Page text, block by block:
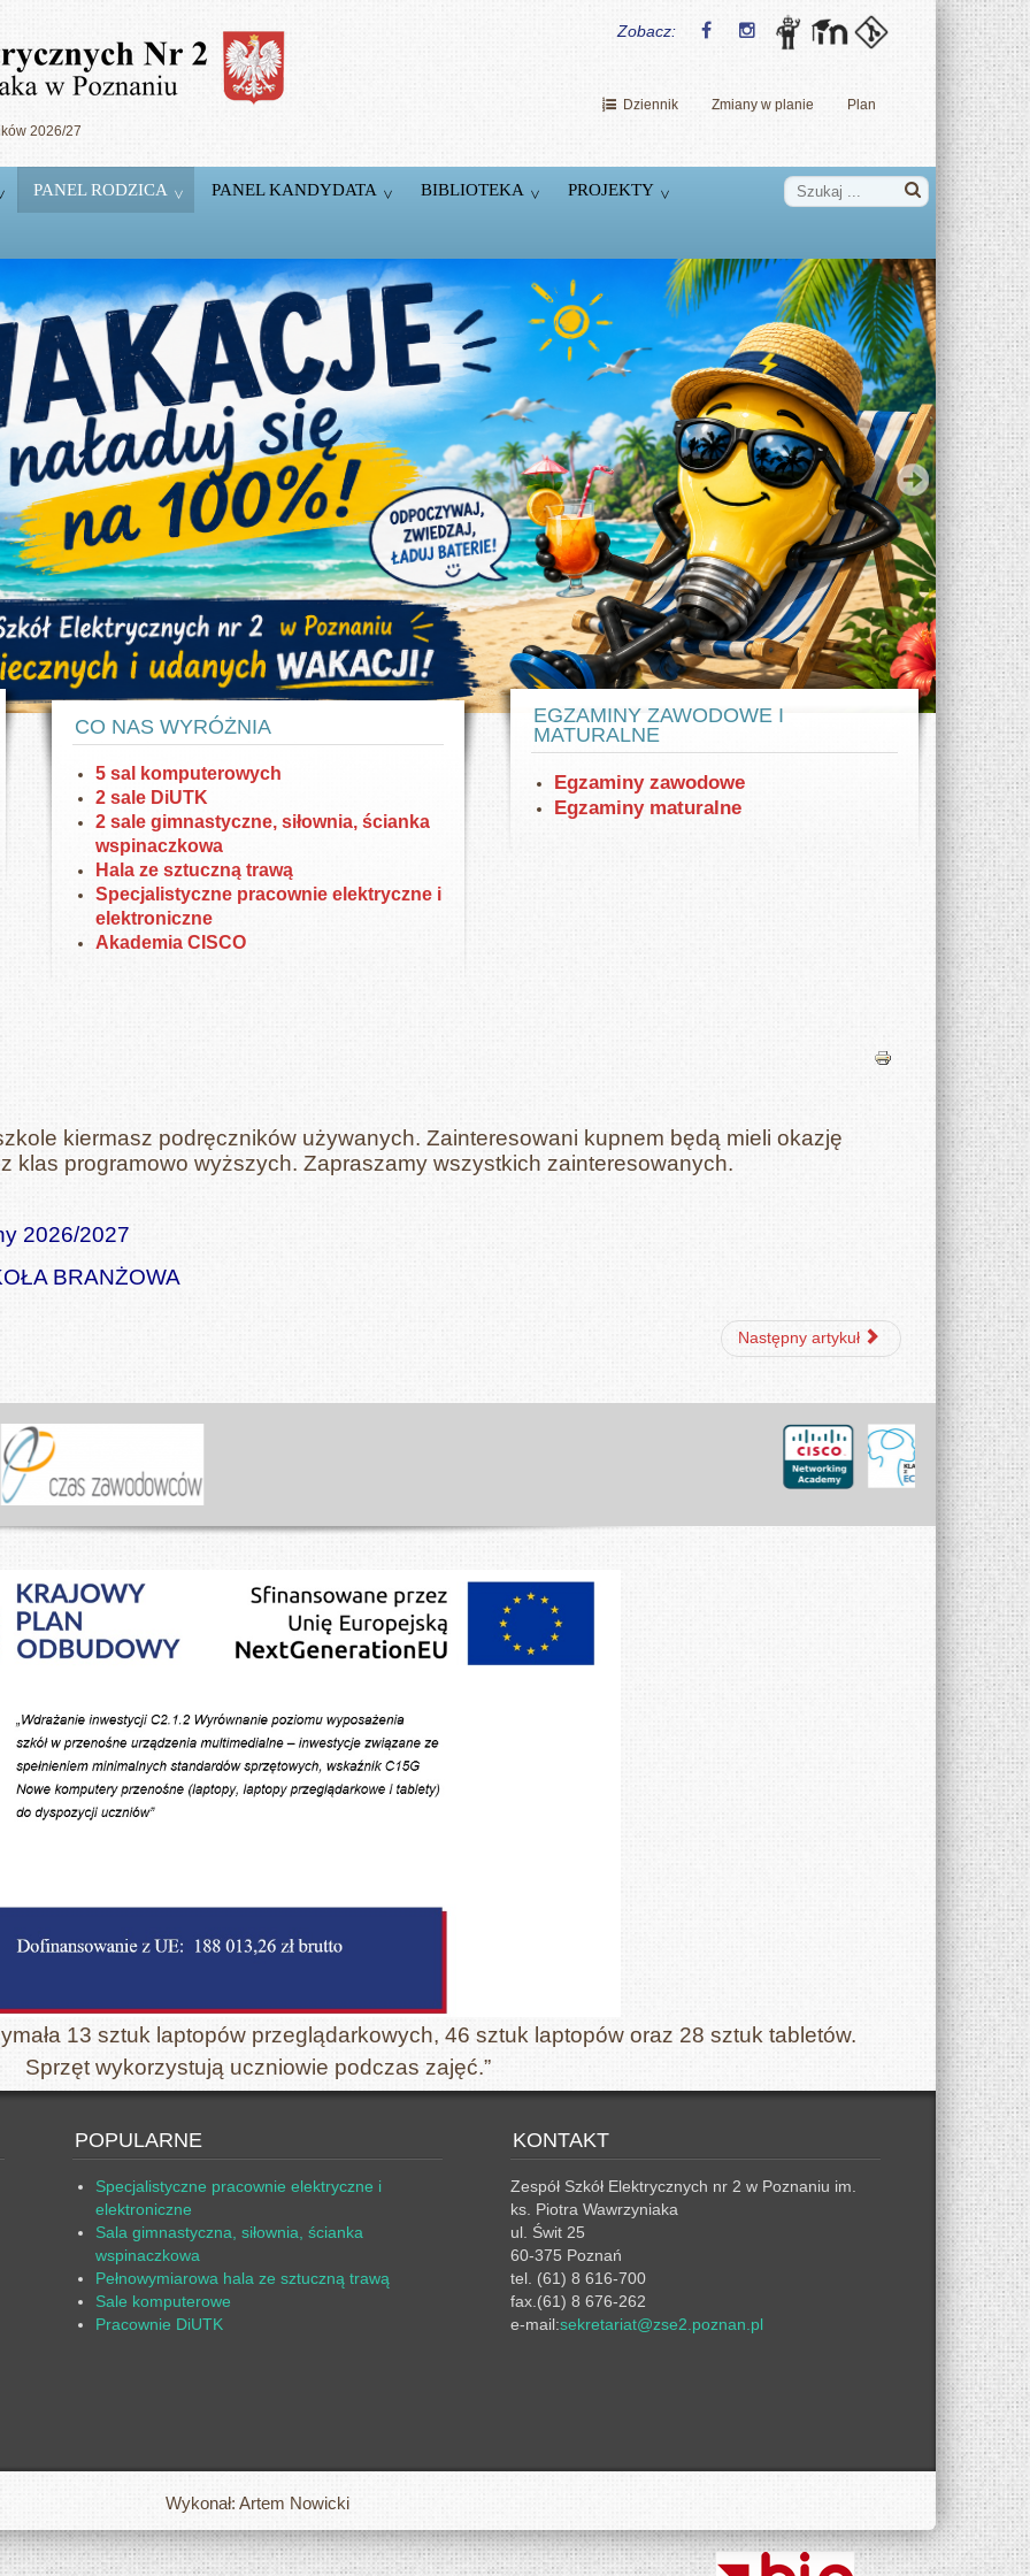
Dziennik Zmiany w planie Plan
2026/27
Zobacz:
PANEL RODZICA PANEL KANDYDATA BIBLIOTEKA PROJEKTY
5 Pracowni
komputerowych
Pracownie wyposażone w markowy sprzęt firm
HP oraz DELL. W pracowniach DiUTK drukarki
3D.
Dzień Nowych Technologii
w ZSE
Pokaz samochodów elektrycznych Tesla model
X i S. Zaprezentowano też VW eGolf.
Nowoczesny sprzęt
Dysponujemy nowoczesnym sprzętem w
pracowniach elektrycznych i elektronicznych
CO NAS WYRÓŻNIA
5 sal komputerowych
2 sale DiUTK
2 sale gimnastyczne, siłownia, ścianka
wspinaczkowa
Hala ze sztuczną trawą
Specjalistyczne pracownie elektryczne i
elektroniczne
Akademia CISCO
EGZAMINY ZAWODOWE I
MATURALNE
Egzaminy zawodowe
Egzaminy maturalne
kiermasz podręczników używanych. Zainteresowani kupnem będą mieli okazję
klas programowo wyższych. Zapraszamy wszystkich zainteresowanych.
2026/2027
BRANŻOWA
Następny artykuł
13 sztuk laptopów przeglądarkowych, 46 sztuk laptopów oraz 28 sztuk tabletów.
Sprzęt wykorzystują uczniowie podczas zajęć.”
POPULARNE
Specjalistyczne pracownie elektryczne i
elektroniczne
Sala gimnastyczna, siłownia, ścianka
wspinaczkowa
Pełnowymiarowa hala ze sztuczną trawą
Sale komputerowe
Pracownie DiUTK
KONTAKT
Zespół Szkół Elektrycznych nr 2 w Poznaniu im.
ks. Piotra Wawrzyniaka
ul. Świt 25
60-375 Poznań
tel. (61) 8 616-700
fax.(61) 8 676-262
e-mail:sekretariat@zse2.poznan.pl
Wykonał: Artem Nowicki